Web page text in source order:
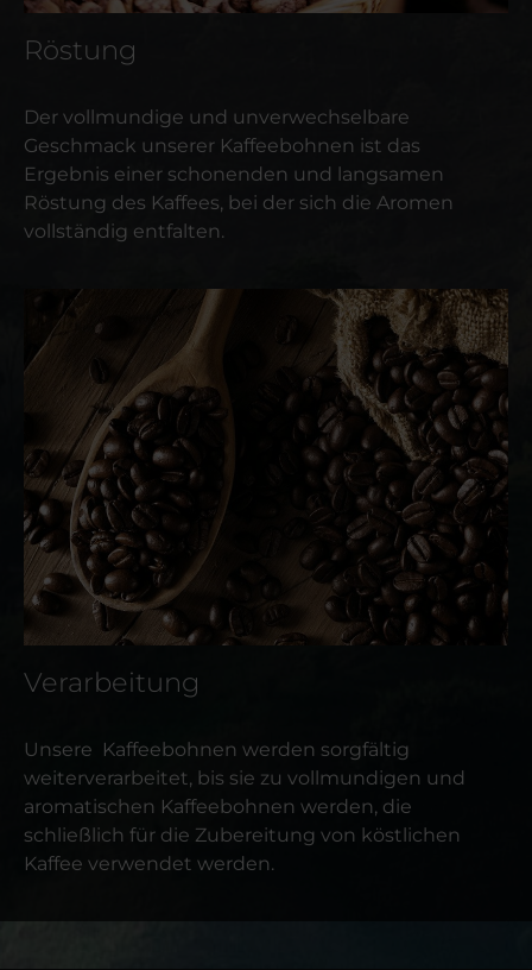
Röstung
Der vollmundige und unverwechselbare
Geschmack unserer Kaffeebohnen ist das
Ergebnis einer schonenden und langsamen
Röstung des Kaffees, bei der sich die Aromen
vollständig entfalten.
Verarbeitung
Unsere Kaffeebohnen werden sorgfältig
weiterverarbeitet, bis sie zu vollmundigen und
aromatischen Kaffeebohnen werden, die
schließlich für die Zubereitung von köstlichen
Kaffee verwendet werden.